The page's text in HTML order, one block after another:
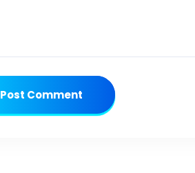
Post Comment